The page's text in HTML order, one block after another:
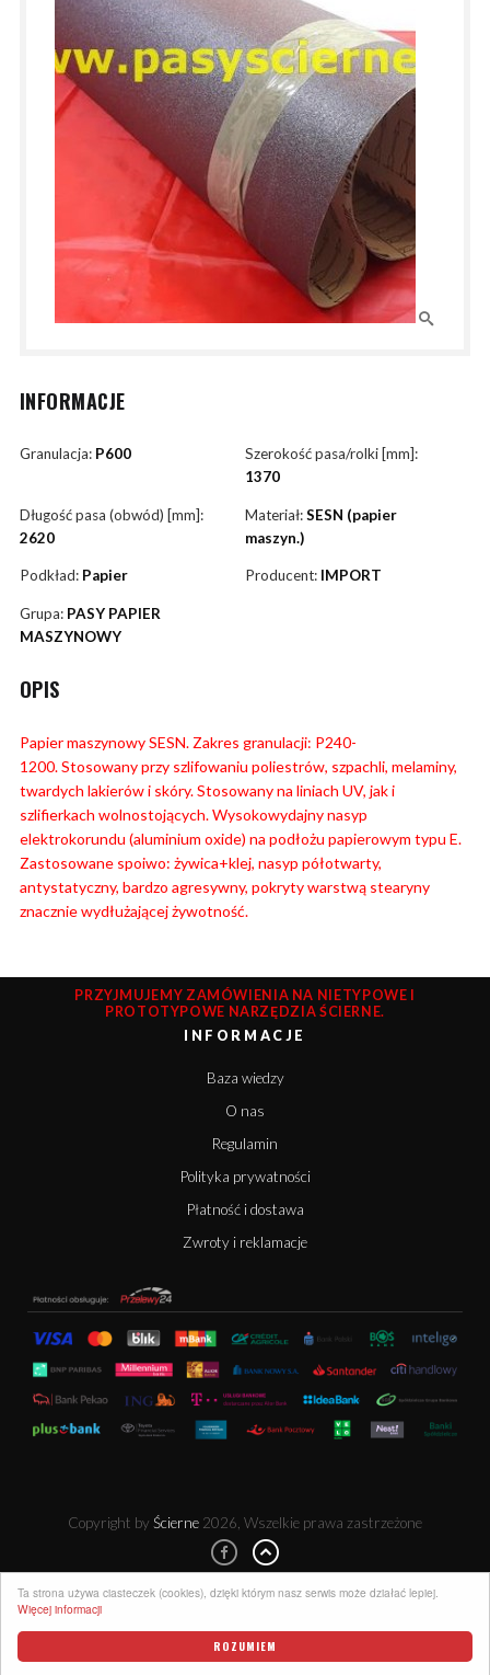
ROZUMIEM
Ta strona używa ciasteczek (cookies), dzięki którym nasz serwis może działać lepiej.
Więcej informacji
INFORMACJE
Granulacja: P600
Szerokość pasa/rolki [mm]:
1370
Długość pasa (obwód) [mm]:
2620
Materiał:SESN (papier
maszyn.)
Podkład: Papier Producent: IMPORT
Grupa: PASY PAPIER
MASZYNOWY
OPIS
Papier maszynowy SESN. Zakres granulacji: P240-
1200.Stosowany przy szlifowaniu poliestrów, szpachli, melaminy,
twardych lakierów i skóry. Stosowany na liniach UV, jak i
szlifierkach wolnostojących. Wysokowydajny nasyp
elektrokorundu (aluminium oxide) na podłożu papierowym typu E.
Zastosowane spoiwo: żywica+klej, nasyp półotwarty,
antystatyczny, bardzo agresywny, pokryty warstwą stearyny
znacznie wydłużającej żywotność.
PRZYJMUJEMY ZAMÓWIENIA NA NIETYPOWE I
PROTOTYPOWE NARZĘDZIA ŚCIERNE.
INFORMACJE
Baza wiedzy
O nas
Regulamin
Polityka prywatności
Płatność i dostawa
Zwroty i reklamacje
Copyright by Ścierne 2026, Wszelkie prawa zastrzeżone